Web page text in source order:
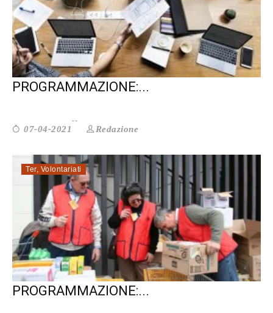
CO-PROGETTAZIONE E CO-
PROGRAMMAZIONE:...
07-04-2021 Redazione
Ter, Volontariati
CO-PROGETTAZIONE E CO-
PROGRAMMAZIONE:...